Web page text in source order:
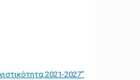
2021-2027”